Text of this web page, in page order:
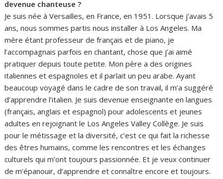
devenue chanteuse ?
Je suis née à Versailles, en France, en 1951. Lorsque j’avais 5
ans, nous sommes partis nous installer à Los Angeles. Ma
mère étant professeur de français et de piano, je
l’accompagnais parfois en chantant, chose que j’ai aimé
pratiquer depuis toute petite. Mon père a des origines
italiennes et espagnoles et il parlait un peu arabe. Ayant
beaucoup voyagé dans le cadre de son travail, il m’a suggéré
d’apprendre l’italien. Je suis devenue enseignante en langues
(français, anglais et espagnol) pour adolescents et jeunes
adultes en rejoignant le Los Angeles Valley Collège. Je suis
pour le métissage et la diversité, c’est ce qui fait la richesse
des êtres humains, comme les rencontres et les échanges
culturels qui m’ont toujours passionnée. Et je veux continuer
de m’épanouir, d’apprendre et connaître encore et toujours.